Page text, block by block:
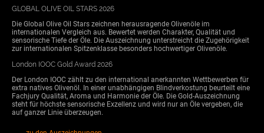
GLOBAL OLIVE OIL STARS 2026
Die Global Olive Oil Stars zeichnen herausragende Olivenöle im
internationalen Vergleich aus. Bewertet werden Charakter, Qualität und
sensorische Tiefe der Öle. Die Auszeichnung unterstreicht die Zugehörigkeit
zur internationalen Spitzenklasse besonders hochwertiger Olivenöle.
London IOOC Gold Award 2026
Der London IOOC zählt zu den international anerkannten Wettbewerben für
extra natives Olivenöl. In einer unabhängigen Blindverkostung beurteilt eine
Fachjury Qualität, Aroma und Harmonie der Öle. Die Gold-Auszeichnung
steht für höchste sensorische Exzellenz und wird nur an Öle vergeben, die
auf ganzer Linie überzeugen.